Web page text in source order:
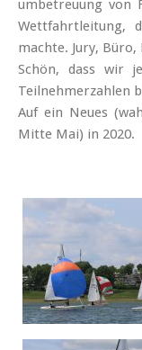
umbetreuung von
Wett­fahrt­leitung,
machte. Jury,
Schön, dass wir
Teilnehmer­zahlen
Auf ein Neues
Mitte Mai) in 2020.